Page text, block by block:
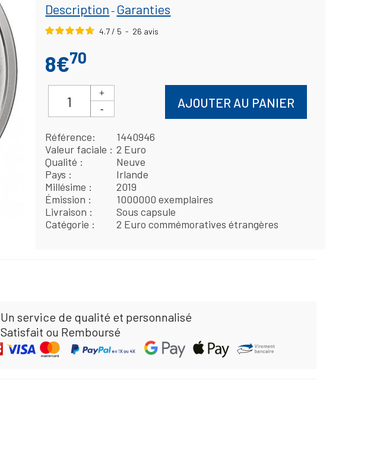
Description - Garanties
4.7 / 5 - 26 avis
8€70
AJOUTER AU PANIER
Référence
1440946
Valeur faciale
2 Euro
Qualité
Neuve
Pays
Irlande
Millésime
2019
Émission
1000000 exemplaires
Livraison
Sous capsule
Catégorie
2 Euro commémoratives étrangères
Un service de qualité et personnalisé
Satisfait ou Remboursé